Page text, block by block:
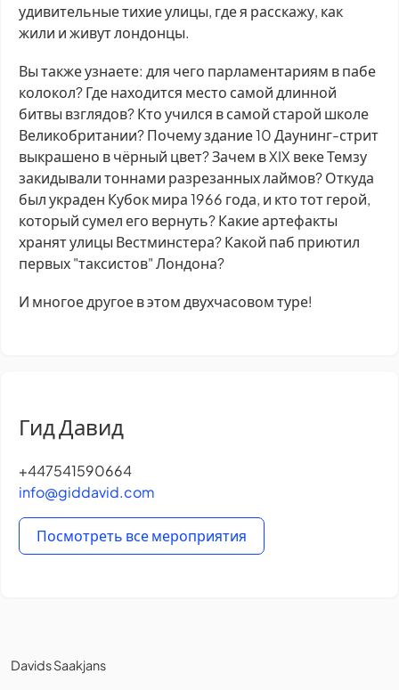
удивительные тихие улицы, где я расскажу, как
жили и живут лондонцы.
Вы также узнаете: для чего парламентариям в пабе
колокол? Где находится место самой длинной
битвы взглядов? Кто учился в самой старой школе
Великобритании? Почему здание 10 Даунинг-стрит
выкрашено в чёрный цвет? Зачем в XIX веке Темзу
закидывали тоннами разрезанных лаймов? Откуда
был украден Кубок мира 1966 года, и кто тот герой,
который сумел его вернуть? Какие артефакты
хранят улицы Вестминстера? Какой паб приютил
первых "таксистов" Лондона?
И многое другое в этом двухчасовом туре!
Гид Давид
+447541590664
info@giddavid.com
Посмотреть все мероприятия
Davids Saakjans